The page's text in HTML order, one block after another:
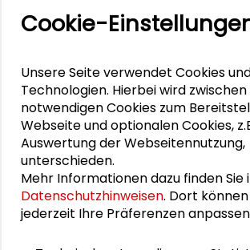
Klara Brachmann ist von
März 2025 Praktikantin bei
Klara Brachmann
Klara Brachmann, geboren 2000,
Januar bis März 2025
Schader-Stiftung. Sie schloss
in Sozialwissenschaften mit
Cookie-
Unsere Seite verwendet Cookies
Technologien. Hierbei wird
notwendigen Cookies zum
Webseite und optionalen Cookies,
Auswertung der Webseitennutzung,
unterschieden.
Mehr Informationen dazu finden Sie
Datenschutzhinweisen. Dort
jederzeit Ihre Präferenzen